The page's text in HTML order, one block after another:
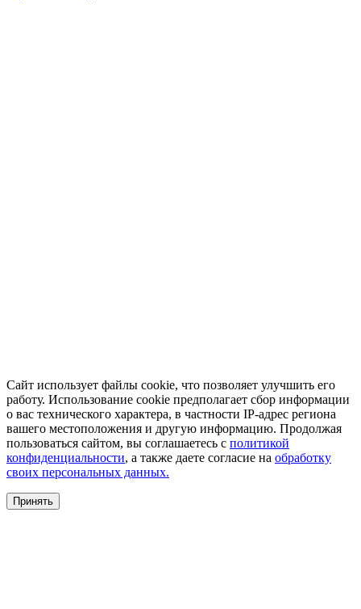
Сайт использует файлы cookie, что позволяет улучшить его
работу. Использование cookie предполагает сбор информации
о вас технического характера, в частности IP-адрес региона
вашего местоположения и другую информацию. Продолжая
пользоваться сайтом, вы соглашаетесь с политикой
конфиденциальности, а также даете согласие на обработку
своих персональных данных.
Принять